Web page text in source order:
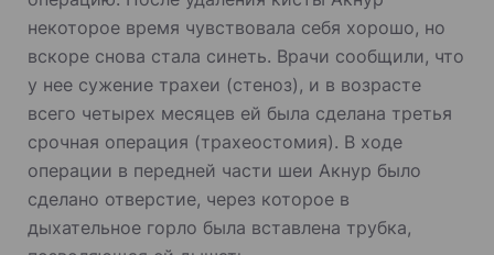
некоторое время чувствовала себя хорошо, но
вскоре снова стала синеть. Врачи сообщили, что
у нее сужение трахеи (стеноз), и в возрасте
всего четырех месяцев ей была сделана третья
срочная операция (трахеостомия). В ходе
операции в передней части шеи Акнур было
сделано отверстие, через которое в
дыхательное горло была вставлена трубка,